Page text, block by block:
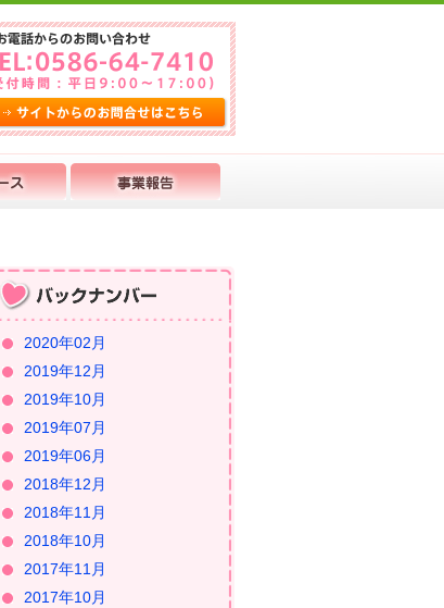
2020年02月
2019年12月
2019年10月
2019年07月
2019年06月
2018年12月
2018年11月
2018年10月
2017年11月
2017年10月